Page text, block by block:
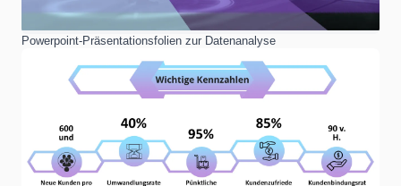
Powerpoint-Präsentationsfolien zur Datenanalyse